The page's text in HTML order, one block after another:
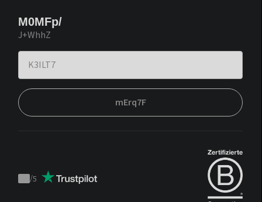
M0MFp/
J+WhhZ
mErq7F
Trustpilot
/5